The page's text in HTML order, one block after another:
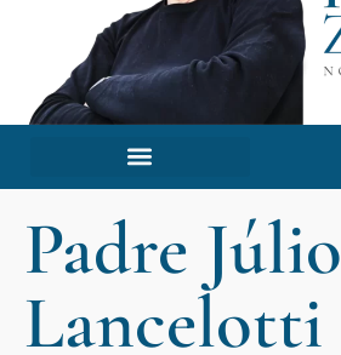
Padre Júlio
Lancelotti